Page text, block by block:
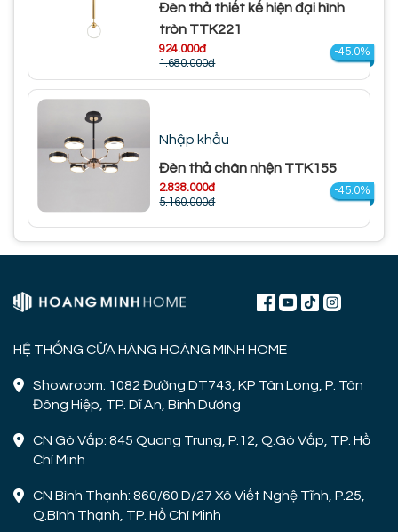
Đèn thả thiết kế hiện đại hình
tròn TTK221
924.000đ
1.680.000đ
-45.0%
Nhập khẩu
Đèn thả chân nhện TTK155
2.838.000đ
5.160.000đ
-45.0%
HỆ THỐNG CỬA HÀNG HOÀNG MINH HOME
Showroom: 1082 Đường DT743, KP Tân Long, P. Tân
Đông Hiệp, TP. Dĩ An, Bình Dương
CN Gò Vấp: 845 Quang Trung, P.12, Q.Gò Vấp, TP. Hồ
Chí Minh
CN Bình Thạnh: 860/60 D/27 Xô Viết Nghệ Tĩnh, P.25,
Q.Bình Thạnh, TP. Hồ Chí Minh